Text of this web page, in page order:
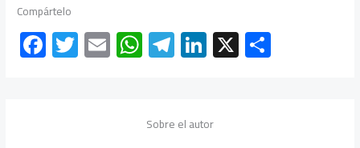
Compártelo
F
ac
T
wi
E
m
W
h
s
Te
le
a
Li
nk
dI
X
Sobre el autor